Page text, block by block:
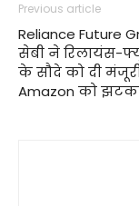
Previous article
Reliance Future
सेबी ने रिलायंस-
के सौदे को दी
Amazon को